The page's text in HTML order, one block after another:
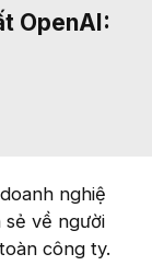
OpenAI:
nghiệ
sẻ về người
công ty.